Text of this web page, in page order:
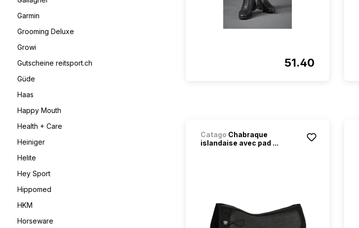
Garmin
Grooming Deluxe
Growi
Gutscheine reitsport.ch
Güde
Haas
Happy Mouth
Health + Care
Heiniger
Helite
Hey Sport
Hippomed
HKM
Horseware
51.40
Catago Chabraque
islandaise avec pad ...